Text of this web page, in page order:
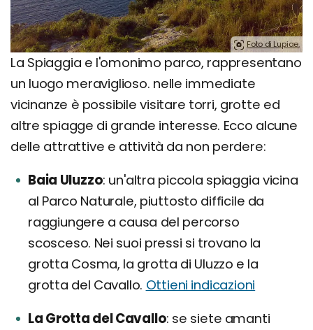
Foto di Lupiae.
La Spiaggia e l'omonimo parco, rappresentano
un luogo meraviglioso. nelle immediate
vicinanze è possibile visitare torri, grotte ed
altre spiagge di grande interesse. Ecco alcune
delle attrattive e attività da non perdere:
Baia Uluzzo un'altra piccola spiaggia vicina
al Parco Naturale, piuttosto difficile da
raggiungere a causa del percorso
scosceso. Nei suoi pressi si trovano la
grotta Cosma, la grotta di Uluzzo e la
grotta del Cavallo. Ottieni indicazioni
La Grotta del Cavallo se siete amanti